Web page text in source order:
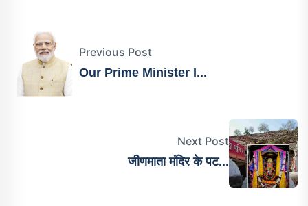
Previous Post
Our Prime Minister I...
Next Post
जीणमाता मंदिर के पट...